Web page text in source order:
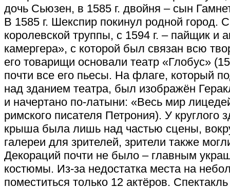
дочь Сьюзен, в 1585 г. двойня – сын
В 1585 г. Шекспир покинул родной город. С
королевской труппы, с 1594 г. – пайщик и
камергера», с которой был связан всю
его товарищи основали театр «Глобус»
почти все его пьесы. На флаге, который
над зданием театра, был изображён
и начертано по-латыни: «Весь мир
римского писателя Петрония). У круглого
крыша была лишь над частью сцены,
галереи для зрителей, зрители также
Декораций почти не было – главным
костюмы. Из-за недостатка места на
поместиться только 12 актёров.